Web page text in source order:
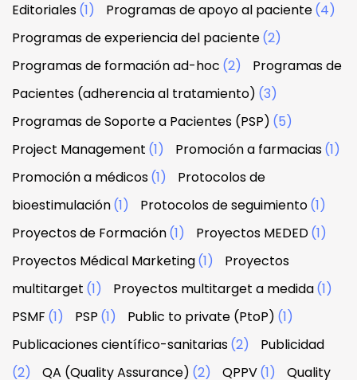
Editoriales(1) Programas de apoyo al paciente(4)
Programas de experiencia del paciente(2)
Programas de formación ad-hoc (2)
Programas de
Pacientes (adherencia al tratamiento) (3)
Programas de Soporte a Pacientes (PSP) (5)
Project Management (1) Promoción a farmacias(1)
Promoción a médicos(1)
Protocolos de
bioestimulación(1) Protocolos de seguimiento(1)
Proyectos de Formación(1) Proyectos MEDED(1)
Proyectos Médical Marketing(1)
Proyectos
multitarget (1) Proyectos multitarget a medida(1)
PSMF (1) PSP (1) Public to private (PtoP) (1)
Publicaciones científico-sanitarias(2)
Publicidad
(2)
QA (Quality Assurance) (2) QPPV(1) Quality